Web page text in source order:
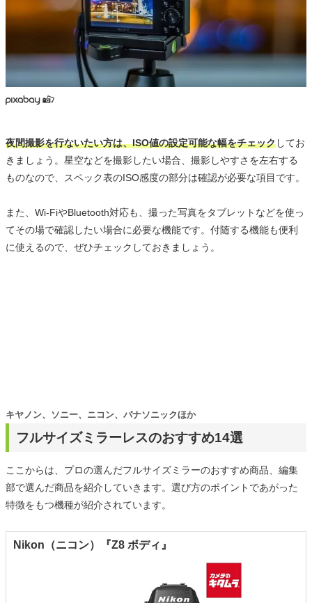
夜間撮影を行ないたい方は、ISO値の設定可能な幅をチェックしてお
きましょう。星空などを撮影したい場合、撮影しやすさを左右する
ものなので、スペック表のISO感度の部分は確認が必要な項目です。
また、Wi-FiやBluetooth対応も、撮った写真をタブレットなどを使っ
てその場で確認したい場合に必要な機能です。付随する機能も便利
に使えるので、ぜひチェックしておきましょう。
フルサイズミラーレスのおすすめ14選
キヤノン、ソニー、ニコン、パナソニックほか
ここからは、プロの選んだフルサイズミラーのおすすめ商品、編集
部で選んだ商品を紹介していきます。選び方のポイントであがった
特徴をもつ機種が紹介されています。
Nikon（ニコン）『Z8 ボディ』